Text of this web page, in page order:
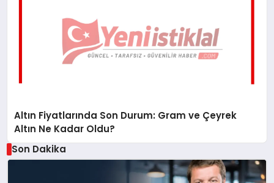
Altın Fiyatlarında Son Durum: Gram ve Çeyrek
Altın Ne Kadar Oldu?
Son Dakika